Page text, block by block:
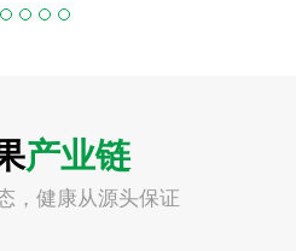
产业链
，健康从源头保证